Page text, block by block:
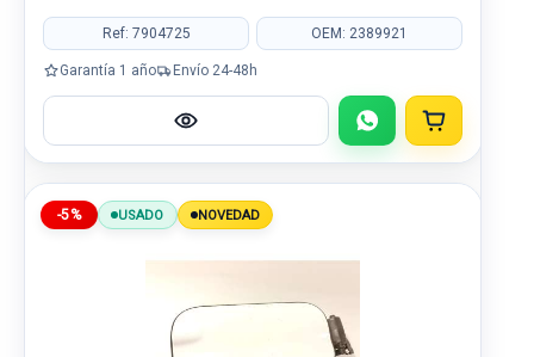
Ref: 7904725 OEM: 2389921
Garantía 1 año Envío 24-48h
-5% USADO NOVEDAD